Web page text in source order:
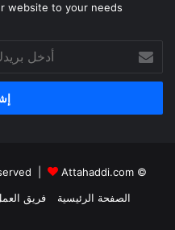
website to your needs.
بريدك
الإلكتروني
© Copyright 2026, All Rights Reserved |
Attahaddi.com
الصفحة الرئيسية
فريق